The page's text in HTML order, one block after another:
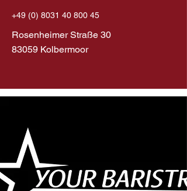
+49 (0) 8031 40 800 45
Rosenheimer Straße 30
83059 Kolbermoor